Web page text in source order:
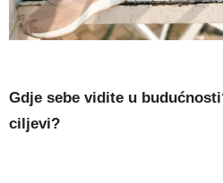
Gdje sebe vidite u
ciljevi?